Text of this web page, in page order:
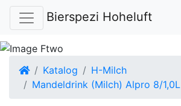
Bierspezi Hoheluft
Startseite
Katalog
H-Milch
Mandeldrink (Milch) Alpro 8/1,0L